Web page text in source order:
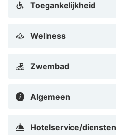
Toegankelijkheid
Wellness
Zwembad
Algemeen
Hotelservice/diensten